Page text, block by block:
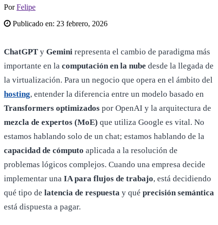
PorFelipe
Publicado en: 23 febrero, 2026
ChatGPT y Gemini representa el cambio de paradigma más
importante en la computación en la nube desde la llegada de
la virtualización. Para un negocio que opera en el ámbito del
hosting, entender la diferencia entre un modelo basado en
Transformers optimizados por OpenAI y la arquitectura de
mezcla de expertos (MoE) que utiliza Google es vital. No
estamos hablando solo de un chat; estamos hablando de la
capacidad de cómputo aplicada a la resolución de
problemas lógicos complejos. Cuando una empresa decide
implementar una IA para flujos de trabajo, está decidiendo
qué tipo de latencia de respuesta y qué precisión semántica
está dispuesta a pagar.